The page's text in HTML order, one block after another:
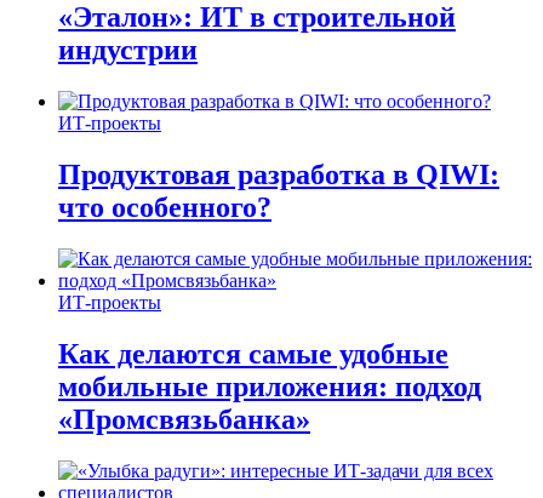
«Эталон»: ИТ в строительной
индустрии
ИТ-проекты
Продуктовая разработка в QIWI:
что особенного?
ИТ-проекты
Как делаются самые удобные
мобильные приложения: подход
«Промсвязьбанка»